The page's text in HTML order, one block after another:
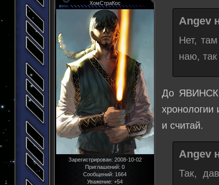
ХомСтраКос
Зарегистрирован: 2008-10-02
Приглашений: 0
Сообщений: 1664
Уважение: +54
Angev
Нет,
наю, так
До
хронологии
и считай.
Angev
Так,